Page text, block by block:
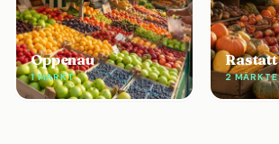
Oppenau
1 MARKT
Rastatt
2 MÄRKTE